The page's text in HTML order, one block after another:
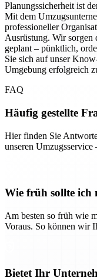
Planungssicherheit ist
Mit dem
professioneller
Ausrüstung. Wir sorgen
geplant – pünktlich,
Sie sich auf unser
Umgebung erfolgreich
FAQ
Häufig gestellte
Hier finden Sie
unseren Umzugsservice
Wie früh sollte ich
Am besten so früh wie
Voraus. So können wir
Bietet Ihr